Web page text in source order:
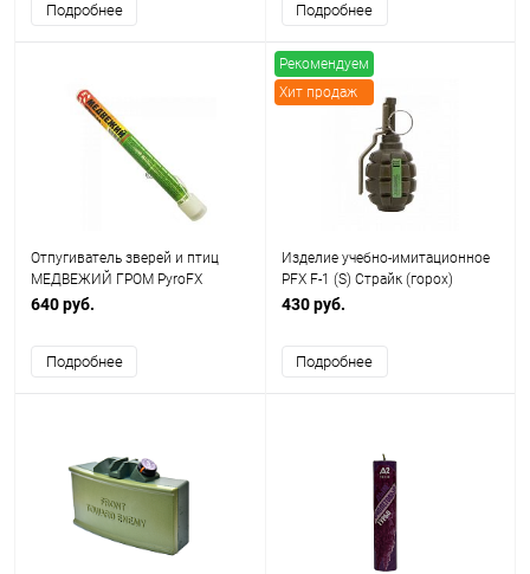
Подробнее Подробнее
Отпугиватель зверей и птиц
МЕДВЕЖИЙ ГРОМ PyroFX
(Россия)
640 руб.
Подробнее
Рекомендуем
Хит продаж
Изделие учебно-имитационное
PFX F-1 (S) Страйк (горох)
430 руб.
Подробнее